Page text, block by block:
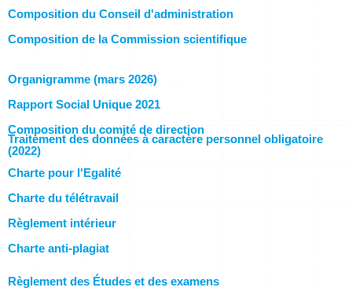
Composition du Conseil d'administration
Composition de la Commission scientifique
Organigramme (mars 2026)
Rapport Social Unique 2021
Composition du comité de direction
Traitement des données à caractère personnel obligatoire
(2022)
Charte pour l'Egalité
Charte du télétravail
Règlement intérieur
Charte anti-plagiat
Règlement des Études et des examens